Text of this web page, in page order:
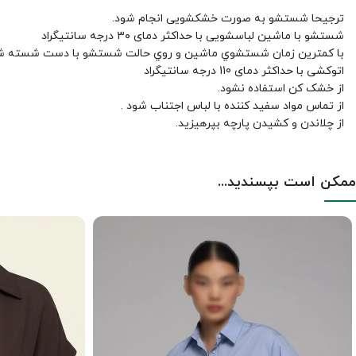
ترجیحا شستشو به صورت خشکشویی انجام شود.
شستشو با ماشین لباسشویی با حداکثر دمای ۳۰ درجه سانتیگراد
با کمترين زمان شستشوي ماشين و روي حالت شستشو با دست شسته
اتوکشی با حداکثر دمای 110 درجه سانتیگراد
از خشک کن استفاده نشود.
از تماس مواد سفید کننده با لباس اجتناب شود .
از چلاندن و کشيدن پارچه بپرهيزيد.
ممکن است بپسندید...